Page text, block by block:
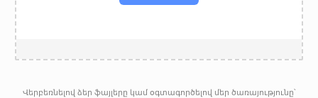
Վերբեռնելով ձեր ֆայլերը կամ օգտագործելով մեր ծառայությունը՝